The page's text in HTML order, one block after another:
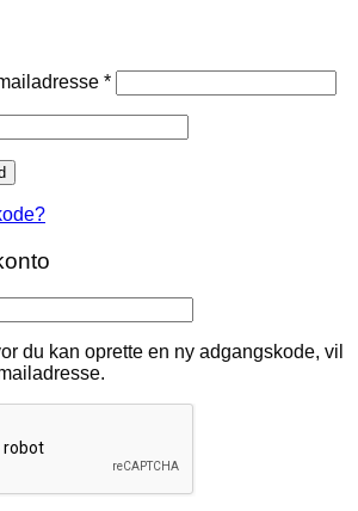
*Påkrævet
du kan oprette en ny adgangskode, vil